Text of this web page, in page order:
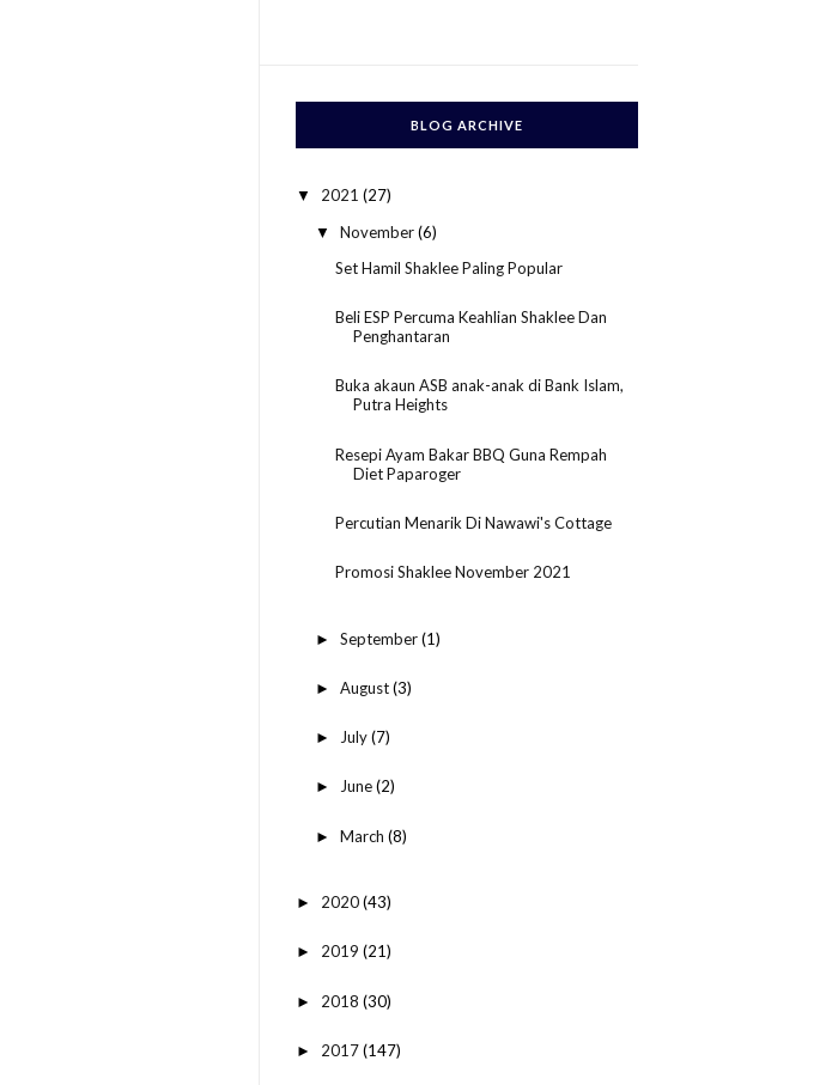
BLOG ARCHIVE
▼ 2021(27)
▼ November(6)
Set Hamil Shaklee Paling Popular
Beli ESP Percuma Keahlian Shaklee Dan
Penghantaran
Buka akaun ASB anak-anak di Bank Islam,
Putra Heights
Resepi Ayam Bakar BBQ Guna Rempah
Diet Paparoger
Percutian Menarik Di Nawawi's Cottage
Promosi Shaklee November 2021
► September(1)
► August(3)
► July(7)
► June(2)
► March (8)
► 2020(43)
► 2019(21)
► 2018(30)
► 2017(147)